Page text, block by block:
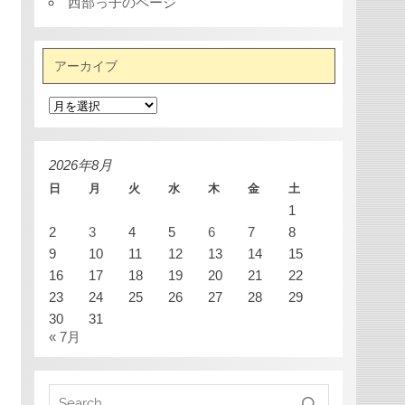
アーカイブ
ア
ー
カ
イ
ブ
2026年8月
日 月 火 水 木 金 土
1
2
3 4 5 6 7
8
9
10 11 12 13 14
15
16
17 18 19 20 21
22
23
24 25 26 27 28
29
30
31
« 7月